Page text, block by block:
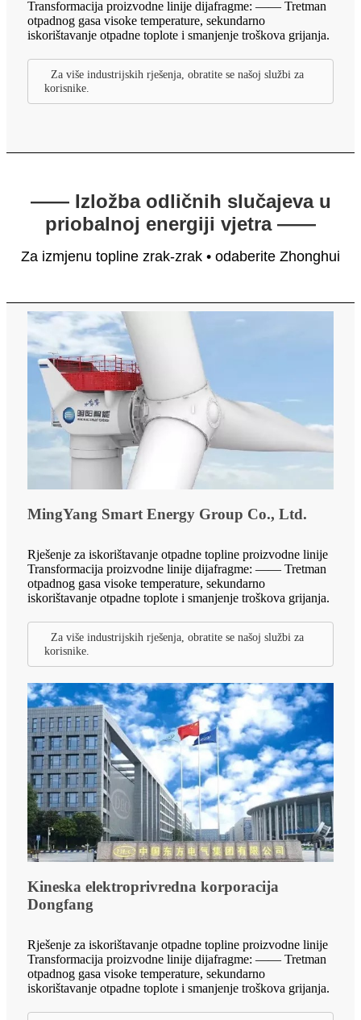
Transformacija proizvodne linije dijafragme: —— Tretman
otpadnog gasa visoke temperature, sekundarno
iskorištavanje otpadne toplote i smanjenje troškova grijanja.
Za više industrijskih rješenja, obratite se našoj službi za
korisnike.
—— Izložba odličnih slučajeva u
priobalnoj energiji vjetra ——
Za izmjenu topline zrak-zrak • odaberite Zhonghui
MingYang Smart Energy Group Co., Ltd.
Rješenje za iskorištavanje otpadne topline proizvodne linije
Transformacija proizvodne linije dijafragme: —— Tretman
otpadnog gasa visoke temperature, sekundarno
iskorištavanje otpadne toplote i smanjenje troškova grijanja.
Za više industrijskih rješenja, obratite se našoj službi za
korisnike.
Kineska elektroprivredna korporacija
Dongfang
Rješenje za iskorištavanje otpadne topline proizvodne linije
Transformacija proizvodne linije dijafragme: —— Tretman
otpadnog gasa visoke temperature, sekundarno
iskorištavanje otpadne toplote i smanjenje troškova grijanja.